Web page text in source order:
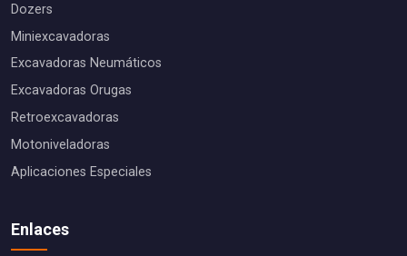
Dozers
Miniexcavadoras
Excavadoras Neumáticos
Excavadoras Orugas
Retroexcavadoras
Motoniveladoras
Aplicaciones Especiales
Enlaces